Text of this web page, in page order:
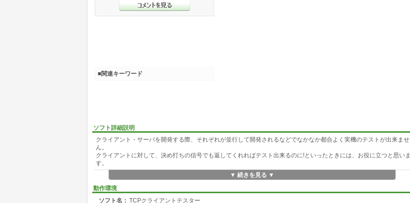
ソフト詳細説明
クライアント・サーバを開発する際、それぞれが並行して開発されるなどでなかなか都合よく実機のテストが出来ませ
ん。
クライアントに対して、決め打ちの信号でも返してくれればテスト出来るのに!といったときには、お役に立つと思いま
す。
これはTCPで動作するクライアント・アプリケーションの動作確認用の簡易サーバです。
クライアントとTCPコネクションを張り、クライアントからデータを受け取る度にあらかじめ設定した返信用データを
クライアントへ送り返します。
▼ 続きを見る ▼
動作環境
ソフト名： TCPクライアントテスター
■関連キーワード